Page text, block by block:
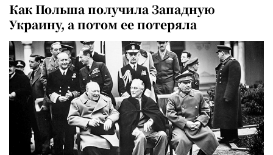
Как Польша получила Западную
Украину, а потом ее потеряла